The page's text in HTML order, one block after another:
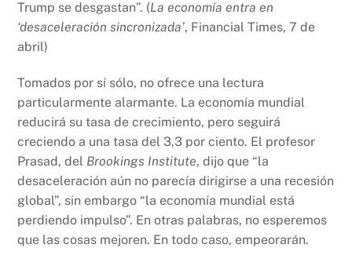
Trump se desgastan”. (La economía entra en
‘desaceleración sincronizada’, Financial Times, 7 de
abril)
Tomados por sí sólo, no ofrece una lectura
particularmente alarmante. La economía mundial
reducirá su tasa de crecimiento, pero seguirá
creciendo a una tasa del 3,3 por ciento. El profesor
Prasad, del Brookings Institute, dijo que “la
desaceleración aún no parecía dirigirse a una recesión
global”, sin embargo “la economía mundial está
perdiendo impulso”. En otras palabras, no esperemos
que las cosas mejoren. En todo caso, empeorarán.